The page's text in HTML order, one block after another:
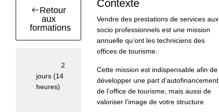
Retour
aux
formations
2
jours (14
heures)
Contexte
Vendre des prestations de services aux
socio professionnels est une mission
annuelle qu’ont les techniciens des
offices de tourisme.
Cette mission est indispensable afin de
développer une part d’autofinancement
de l’office de tourisme, mais aussi de
valoriser l’image de votre structure